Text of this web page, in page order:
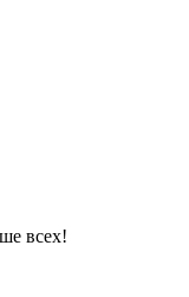
всех!